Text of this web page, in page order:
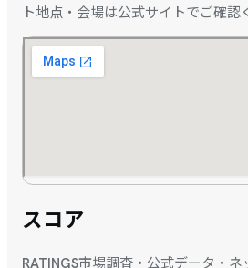
ト地点・会場は公式サイトでご確認
スコア
RATINGS市場調査・公式データ・